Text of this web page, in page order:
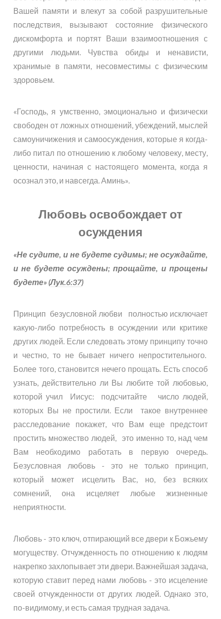
Вашей памяти и влекут за собой разрушительные
последствия, вызывают состояние физического
дискомфорта и портят Ваши взаимоотношения с
другими людьми. Чувства обиды и ненависти,
хранимые в памяти, несовместимы с физическим
здоровьем.
«Господь, я умственно, эмоционально и физически
свободен от ложных отношений, убеждений, мыслей
самоуничижения и самоосуждения, которые я когда-
либо питал по отношению к любому человеку, месту,
ценности, начиная с настоящего момента, когда я
осознал это, и навсегда. Аминь».
Любовь освобождает от
осуждения
«Не судите, и не будете судимы; не осуждайте,
и не будете осуждены; прощайте, и прощены
будете» (Лук.6:37)
Принцип безусловной любви полностью исключает
какую-либо потребность в осуждении или критике
других людей. Если следовать этому принципу точно
и честно, то не бывает ничего непростительного.
Более того, становится нечего прощать. Есть способ
узнать, действительно ли Вы любите той любовью,
которой учил Иисус: подсчитайте число людей,
которых Вы не простили. Если такое внутреннее
расследование покажет, что Вам еще предстоит
простить множество людей, это именно то, над чем
Вам необходимо работать в первую очередь.
Безусловная любовь - это не только принцип,
который может исцелить Вас, но, без всяких
сомнений, она исцеляет любые жизненные
неприятности.
Любовь - это ключ, отпирающий все двери к Божьему
могуществу. Отчужденность по отношению к людям
накрепко захлопывает эти двери. Важнейшая задача,
которую ставит перед нами любовь - это исцеление
своей отчужденности от других людей. Однако это,
по-видимому, и есть самая трудная задача.